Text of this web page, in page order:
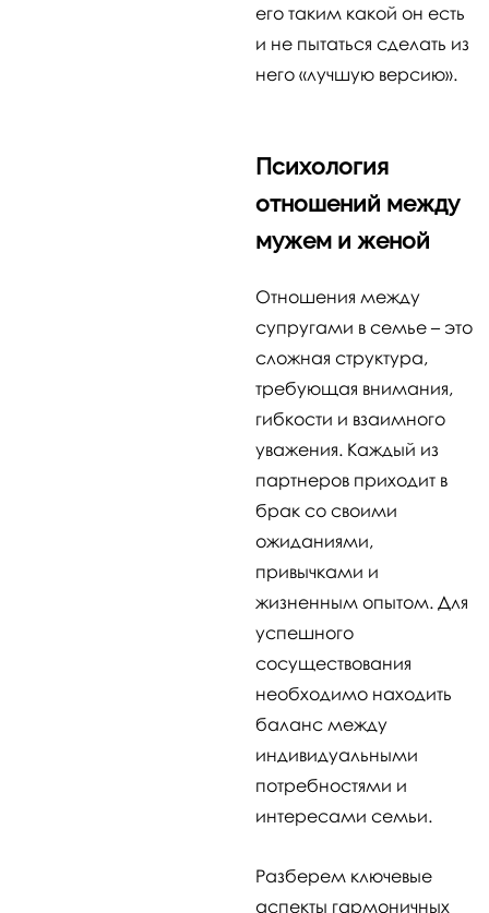
его таким какой он есть
и не пытаться сделать из
него «лучшую версию».
Психология
отношений между
мужем и женой
Отношения между
супругами в семье – это
сложная структура,
требующая внимания,
гибкости и взаимного
уважения. Каждый из
партнеров приходит в
брак со своими
ожиданиями,
привычками и
жизненным опытом. Для
успешного
сосуществования
необходимо находить
баланс между
индивидуальными
потребностями и
интересами семьи.
Разберем ключевые
аспекты гармоничных